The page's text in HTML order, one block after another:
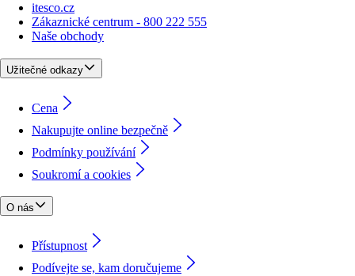
itesco.cz
Zákaznické centrum - 800 222 555
Naše obchody
Užitečné odkazy
Cena
Nakupujte online bezpečně
Podmínky používání
Soukromí a cookies
O nás
Přístupnost
Podívejte se, kam doručujeme